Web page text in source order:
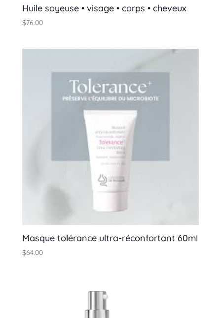
Huile soyeuse • visage • corps • cheveux
$76.00
Masque tolérance ultra-réconfortant 60ml
$64.00